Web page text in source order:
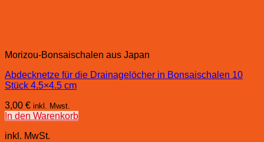
Morizou-Bonsaischalen aus Japan
Abdecknetze für die Drainagelöcher in Bonsaischalen 10
Stück 4.5×4.5 cm
3,00 € inkl. Mwst.
In den Warenkorb
inkl. MwSt.